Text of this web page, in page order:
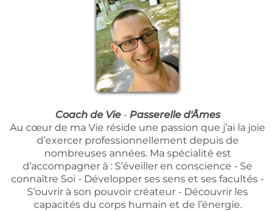
Coach de Vie- Passerelle d'Âmes
Au cœur de ma Vie réside une passion que j’ai la joie
d’exercer professionnellement depuis de
nombreuses années. Ma spécialité est
d’accompagner à : S’éveiller en conscience - Se
connaître Soi - Développer ses sens et ses facultés -
S’ouvrir à son pouvoir créateur - Découvrir les
capacités du corps humain et de l’énergie.